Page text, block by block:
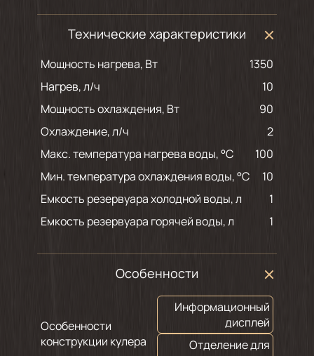
Технические характеристики
Мощность нагрева, Вт
1350
Нагрев, л/ч
10
Мощность охлаждения, Вт
90
Охлаждение, л/ч
2
Макс. температура нагрева воды, °С
100
Мин. температура охлаждения воды, °С
10
Емкость резервуара холодной воды, л
1
Емкость резервуара горячей воды, л
1
Особенности
Особенности
конструкции кулера
Информационный
дисплей
Отделение для